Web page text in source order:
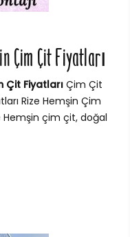
Çim Çit Fiyatları
Çit FiyatlarıÇim Çit
Rize Hemşin Çim
Hemşin çim çit, doğal